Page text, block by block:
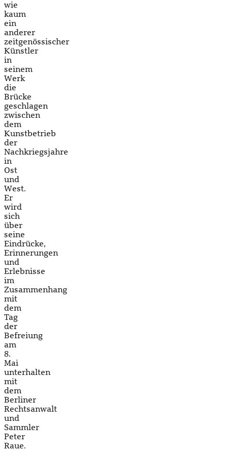
wie
kaum
ein
anderer
zeitgenössischer
Künstler
in
seinem
Werk
die
Brücke
geschlagen
zwischen
dem
Kunstbetrieb
der
Nachkriegsjahre
in
Ost
und
West.
Er
wird
sich
über
seine
Eindrücke,
Erinnerungen
und
Erlebnisse
im
Zusammenhang
mit
dem
Tag
der
Befreiung
am
8.
Mai
unterhalten
mit
dem
Berliner
Rechtsanwalt
und
Sammler
Peter
Raue.